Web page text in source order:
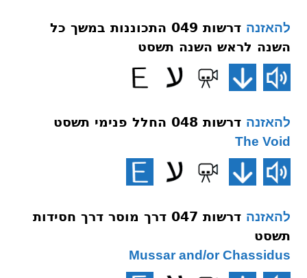
להאזנה
דרשות 049 התכוננות במשך כל
השנה לראש השנה תשסט
להאזנה דרשות 048 החלל פנימי תשסט
The Void
להאזנה
דרשות 047 דרך מוסר דרך חסידות
תשסט
Mussar and/or Chassidus